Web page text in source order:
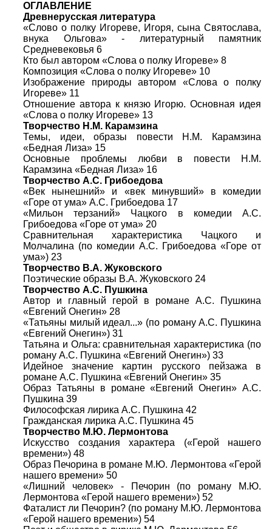
ОГЛАВЛЕНИЕ
Древнерусская литература
«Слово о полку Игореве, Игоря, сына Святослава,
внука Ольгова» - литературный памятник
Средневековья 6
Кто был автором «Слова о полку Игореве» 8
Композиция «Слова о полку Игореве» 10
Изображение природы автором «Слова о полку
Игореве» 11
Отношение автора к князю Игорю. Основная идея
«Слова о полку Игореве» 13
Творчество Н.М. Карамзина
Темы, идеи, образы повести Н.М. Карамзина
«Бедная Лиза» 15
Основные проблемы любви в повести Н.М.
Карамзина «Бедная Лиза» 16
Творчество А.С. Грибоедова
«Век нынешний» и «век минувший» в комедии
«Горе от ума» А.С. Грибоедова 17
«Мильон терзаний» Чацкого в комедии А.С.
Грибоедова «Горе от ума» 20
Сравнительная характеристика Чацкого и
Молчалина (по комедии А.С. Грибоедова «Горе от
ума») 23
Творчество В.А. Жуковского
Поэтические образы В.А. Жуковского 24
Творчество А.С. Пушкина
Автор и главный герой в романе А.С. Пушкина
«Евгений Онегин» 28
«Татьяны милый идеал...» (по роману А.С. Пушкина
«Евгений Онегин») 31
Татьяна и Ольга: сравнительная характеристика (по
роману А.С. Пушкина «Евгений Онегин») 33
Идейное значение картин русского пейзажа в
романе А.С. Пушкина «Евгений Онегин» 35
Образ Татьяны в романе «Евгений Онегин» А.С.
Пушкина 39
Философская лирика А.С. Пушкина 42
Гражданская лирика А.С. Пушкина 45
Творчество М.Ю. Лермонтова
Искусство создания характера («Герой нашего
времени») 48
Образ Печорина в романе М.Ю. Лермонтова «Герой
нашего времени» 50
«Лишний человек» - Печорин (по роману М.Ю.
Лермонтова «Герой нашего времени») 52
Фаталист ли Печорин? (по роману М.Ю. Лермонтова
«Герой нашего времени») 54